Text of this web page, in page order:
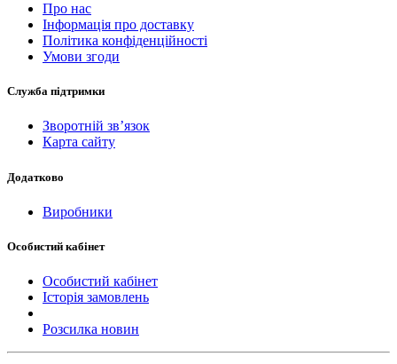
Про нас
Інформація про доставку
Політика конфіденційності
Умови згоди
Служба підтримки
Зворотній зв’язок
Карта сайту
Додатково
Виробники
Особистий кабінет
Особистий кабінет
Історія замовлень
Розсилка новин